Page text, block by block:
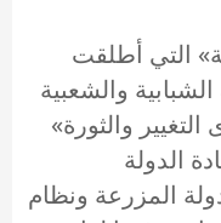
التي أطلقت
والشعبية
والثورة»
الدولة
المزرعة ونظام